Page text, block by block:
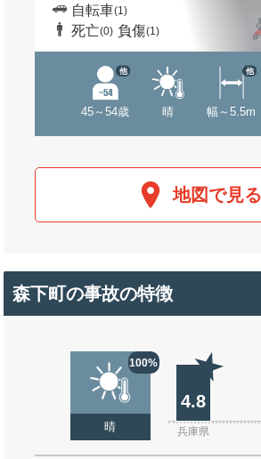
自転車(1)
死亡(0) 負傷(1)
45～54歳
他
晴 幅～5.5m
他
地図で見る
森下町の事故の特徴
100%
晴
4.8
兵庫県